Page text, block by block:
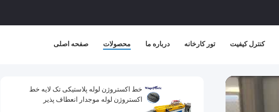
صفحه اصلی محصولات درباره ما تور کارخانه کنترل کیفیت
خط اکستروژن لوله پلاستیکی تک لایه خط
اکستروژن لوله موجدار انعطاف پذیر